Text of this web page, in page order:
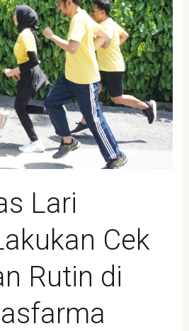
Lari
Cek
Rutin di